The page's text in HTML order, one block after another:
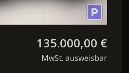
135.000,00 €
MwSt. ausweisbar